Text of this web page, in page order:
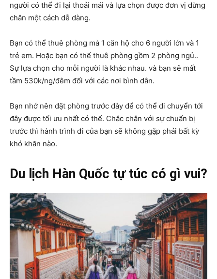
người có thể đi lại thoải mái và lựa chọn được đơn vị dừng
chân một cách dễ dàng.
Bạn có thể thuê phòng mà 1 căn hộ cho 6 người lớn và 1
trẻ em. Hoặc bạn có thể thuê phòng gồm 2 phòng ngủ..
Sự lựa chọn cho mỗi người là khác nhau. và bạn sẽ mất
tầm 530k/ng/đêm đối với các nơi bình dân.
Bạn nhớ nên đặt phòng trước đây để có thể di chuyển tới
đây được tối ưu nhất có thể. Chắc chắn với sự chuẩn bị
trước thì hành trình đi của bạn sẽ không gặp phải bất kỳ
khó khăn nào.
Du lịch Hàn Quốc tự túc có gì vui?